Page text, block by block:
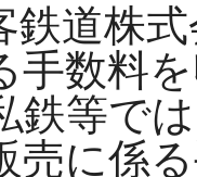
道株式
手数料
鉄等で
売に係